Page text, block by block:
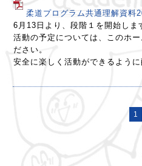
柔道プログラム共通理解資料
6月13日より、段階１を開始しま
活動の予定については、このホ
ださい。
安全に楽しく活動ができるように
1